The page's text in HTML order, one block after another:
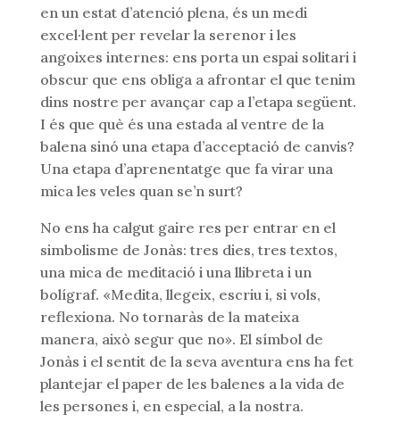
en un estat d’atenció plena, és un medi
excel·lent per revelar la serenor i les
angoixes internes: ens porta un espai solitari i
obscur que ens obliga a afrontar el que tenim
dins nostre per avançar cap a l’etapa següent.
I és que què és una estada al ventre de la
balena sinó una etapa d’acceptació de canvis?
Una etapa d’aprenentatge que fa virar una
mica les veles quan se’n surt?
No ens ha calgut gaire res per entrar en el
simbolisme de Jonàs: tres dies, tres textos,
una mica de meditació i una llibreta i un
bolígraf. «Medita, llegeix, escriu i, si vols,
reflexiona. No tornaràs de la mateixa
manera, això segur que no». El símbol de
Jonàs i el sentit de la seva aventura ens ha fet
plantejar el paper de les balenes a la vida de
les persones i, en especial, a la nostra.